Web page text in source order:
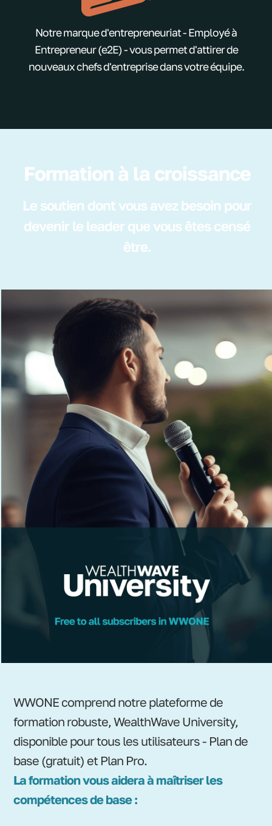
Notre marque d'entrepreneuriat - Employé à
Entrepreneur (e2E) - vous permet d'attirer de
nouveaux chefs d'entreprise dans votre équipe.
Formation à la croissance
Le soutien dont vous avez besoin pour
devenir le leader que vous êtes censé
être.
WWONE comprend notre plateforme de
formation robuste, WealthWave University,
disponible pour tous les utilisateurs - Plan de
base (gratuit) et Plan Pro.
La formation vous aidera à maîtriser les
compétences de base :